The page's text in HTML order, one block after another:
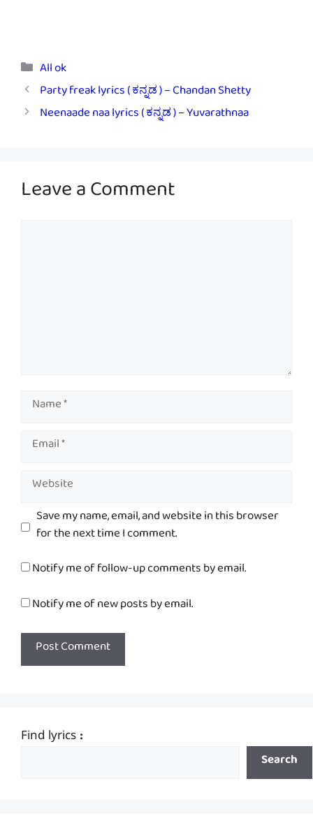
Categories
All ok
Party freak lyrics ( ಕನ್ನಡ ) – Chandan Shetty
Neenaade naa lyrics ( ಕನ್ನಡ ) – Yuvarathnaa
Leave a Comment
Name
Email
Website
Save my name, email, and website in this browser
for the next time I comment.
Notify me of follow-up comments by email.
Notify me of new posts by email.
Find lyrics :
Search